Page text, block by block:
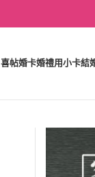
喜帖婚卡婚禮用小卡結